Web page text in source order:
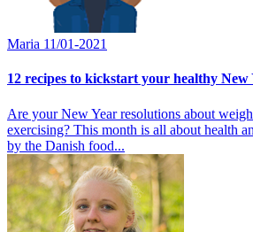
Maria 11/01-2021
12 recipes to kickstart your healthy New
Are your New Year resolutions about
exercising? This month is all about health
by the Danish food...